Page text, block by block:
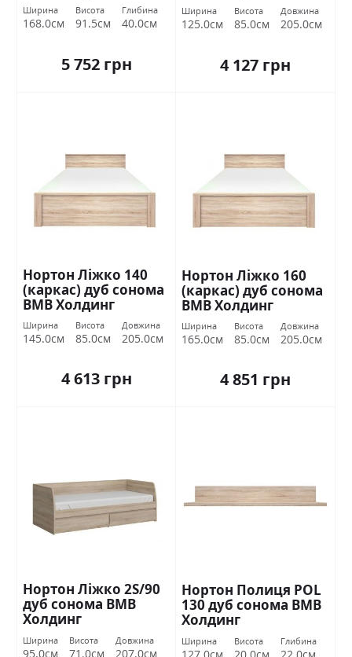
Ширина
168.0см
Висота
91.5см
Глибина
40.0см
5 752 грн
Ширина
125.0см
Висота
85.0см
Довжина
205.0см
4 127 грн
Нортон Ліжко 140
(каркас) дуб сонома
ВМВ Холдинг
Ширина
145.0см
Висота
85.0см
Довжина
205.0см
4 613 грн
Нортон Ліжко 160
(каркас) дуб сонома
ВМВ Холдинг
Ширина
165.0см
Висота
85.0см
Довжина
205.0см
4 851 грн
Нортон Ліжко 2S/90
дуб сонома ВМВ
Холдинг
Ширина
95.0см
Висота
71.0см
Довжина
207.0см
Нортон Полиця POL
130 дуб сонома ВМВ
Холдинг
Ширина Висота Глибина